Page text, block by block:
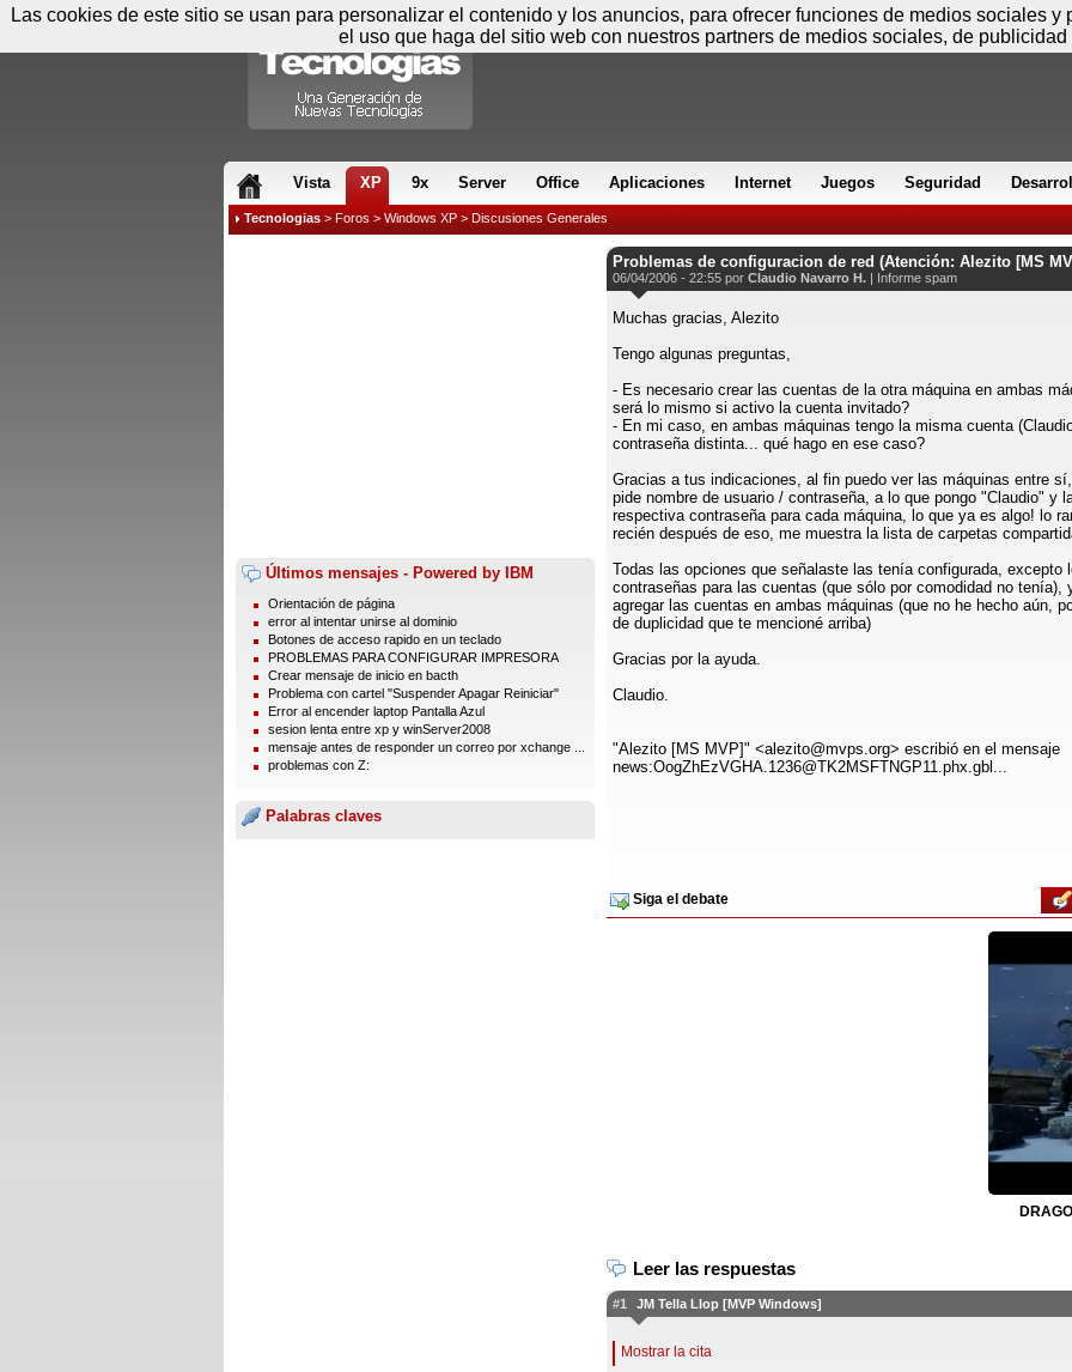
Vista XP 9x Server Office Aplicaciones Internet Juegos Seguridad
Tecnologias > Foros > Windows XP > Discusiones Generales
Últimos mensajes - Powered by IBM
Orientación de página
error al intentar unirse al dominio
Botones de acceso rapido en un teclado
PROBLEMAS PARA CONFIGURAR IMPRESORA
Crear mensaje de inicio en bacth
Problema con cartel "Suspender Apagar Reiniciar"
Error al encender laptop Pantalla Azul
sesion lenta entre xp y winServer2008
mensaje antes de responder un correo por xchange ...
problemas con Z:
Palabras claves
Problemas de configuracion de red (Atención: Alezito [MS
06/04/2006 - 22:55 por Claudio Navarro H. | Informe spam
Muchas gracias, Alezito
Tengo algunas preguntas,
- Es necesario crear las cuentas de la otra máquina en ambas
será lo mismo si activo la cuenta invitado?
- En mi caso, en ambas máquinas tengo la misma cuenta
contraseña distinta... qué hago en ese caso?
Gracias a tus indicaciones, al fin puedo ver las máquinas entre
pide nombre de usuario / contraseña, a lo que pongo "Claudio" y
respectiva contraseña para cada máquina, lo que ya es algo! lo
recién después de eso, me muestra la lista de carpetas
Todas las opciones que señalaste las tenía configurada, excepto
contraseñas para las cuentas (que sólo por comodidad no tenía),
agregar las cuentas en ambas máquinas (que no he hecho aún,
de duplicidad que te mencioné arriba)
Gracias por la ayuda.
Claudio.
"Alezito [MS MVP]" <alezito@mvps.org> escribió en el mensaje
news:OogZhEzVGHA.1236@TK2MSFTNGP11.phx.gbl...
Siga el debate
Leer las respuestas
#1 JM Tella Llop [MVP Windows]
Mostrar la cita
Las cookies de este sitio se usan para personalizar el contenido y los anuncios, para ofrecer funciones de medios sociales
el uso que haga del sitio web con nuestros partners de medios sociales, de